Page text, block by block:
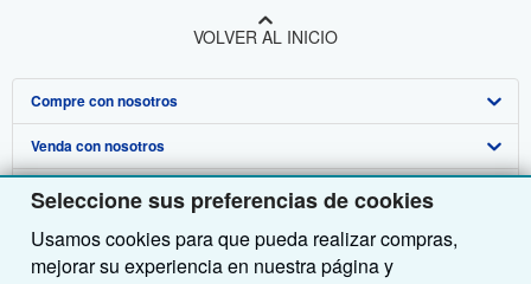
Seleccione sus preferencias de cookies
Usamos cookies para que pueda realizar compras,
mejorar su experiencia en nuestra página y
VOLVER AL INICIO
Compre con nosotros
Búsqueda avanzada
Colecciones
Mi cuenta
Venda con nosotros
Comenzar a vender
Únase a nuestro programa de afiliados
Sobre nosotros
Sobre IberLibro
Obtener Ayuda